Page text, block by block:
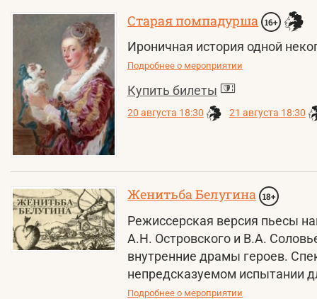
Старая помпадурша 16+
Ироничная история одной
Подробнее о мероприятии
Купить билеты
20 августа 18:30 21 августа 18:30
Женитьба Белугина 18+
Режиссерская версия пьесы
А.Н. Островского и В.А.
внутренние драмы героев.
непредсказуемом испытании
Подробнее о мероприятии